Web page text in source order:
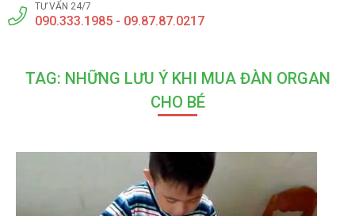
TƯ VẤN 24/7
090.333.1985 - 09.87.87.0217
TAG: NHỮNG LƯU Ý KHI MUA ĐÀN ORGAN
CHO BÉ